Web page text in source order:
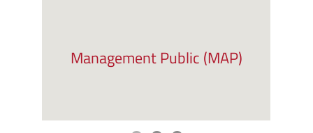
Management Public (MAP)